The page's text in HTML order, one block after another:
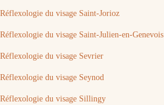
Réflexologie du visage Saint-Jorioz
Réflexologie du visage Saint-Julien-en-Genevois
Réflexologie du visage Sevrier
Réflexologie du visage Seynod
Réflexologie du visage Sillingy